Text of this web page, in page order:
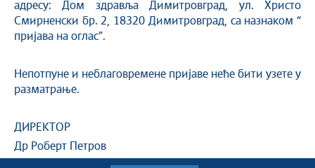
адресу: Дом здравља Димитровград, ул. Христо
Смирненски бр. 2, 18320 Димитровград, са назнаком “
пријава на оглас”.
Непотпуне и неблаговремене пријаве неће бити узете у
разматрање.
ДИРЕКТОР
Др Роберт Петров